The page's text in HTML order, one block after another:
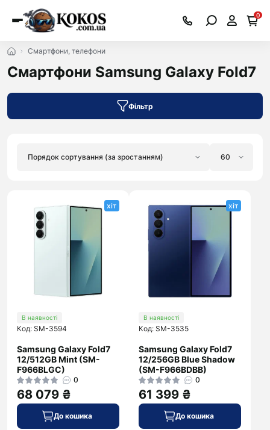
0
Смартфони, телефони
Смартфони Samsung Galaxy Fold7
Фільтр
хіт
В наявності
Код: SM-3594
Samsung Galaxy Fold7
12/512GB Mint (SM-
F966BLGC)
0
68 079 ₴
До кошика
хіт
В наявності
Код: SM-3535
Samsung Galaxy Fold7
12/256GB Blue Shadow
(SM-F966BDBB)
0
61 399 ₴
До кошика